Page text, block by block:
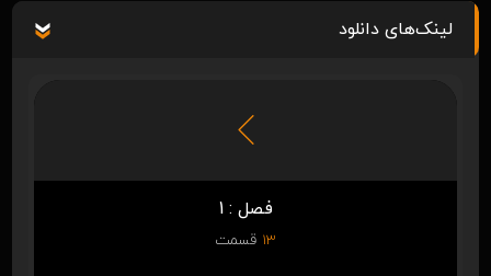
لینک‌های دانلود
فصل : 1
13 قسمت